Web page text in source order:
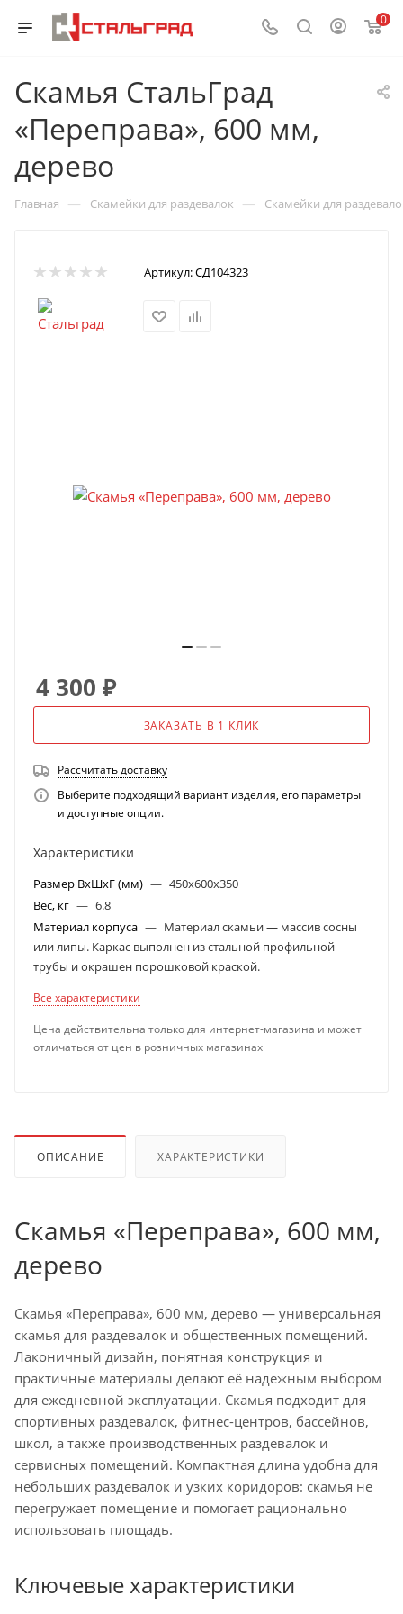
0
Скамья СтальГрад
«Переправа», 600 мм,
дерево
Главная — Скамейки для раздевалок — Скамейки для
Артикул:СД104323
4 300 ₽
ЗАКАЗАТЬ В 1 КЛИК
Рассчитать доставку
Выберите подходящий вариант изделия, его параметры
и доступные опции.
Характеристики
Размер ВхШхГ (мм) — 450х600х350
Вес, кг — 6.8
Материал корпуса — Материал скамьи — массив сосны
или липы. Каркас выполнен из стальной профильной
трубы и окрашен порошковой краской.
Все характеристики
Цена действительна только для интернет-магазина и может
отличаться от цен в розничных магазинах
ОПИСАНИЕ ХАРАКТЕРИСТИКИ
Скамья «Переправа», 600 мм,
дерево
Скамья «Переправа», 600 мм, дерево — универсальная
скамья для раздевалок и общественных помещений.
Лаконичный дизайн, понятная конструкция и
практичные материалы делают её надежным выбором
для ежедневной эксплуатации. Скамья подходит для
спортивных раздевалок, фитнес-центров, бассейнов,
школ, а также производственных раздевалок и
сервисных помещений. Компактная длина удобна для
небольших раздевалок и узких коридоров: скамья не
перегружает помещение и помогает рационально
использовать площадь.
Ключевые характеристики